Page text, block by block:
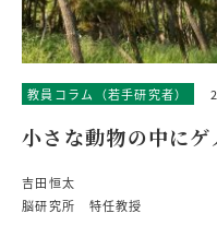
教員コラム（若手研究者）
小さな動物の中にゲ
吉田恒太
脳研究所 特任教授